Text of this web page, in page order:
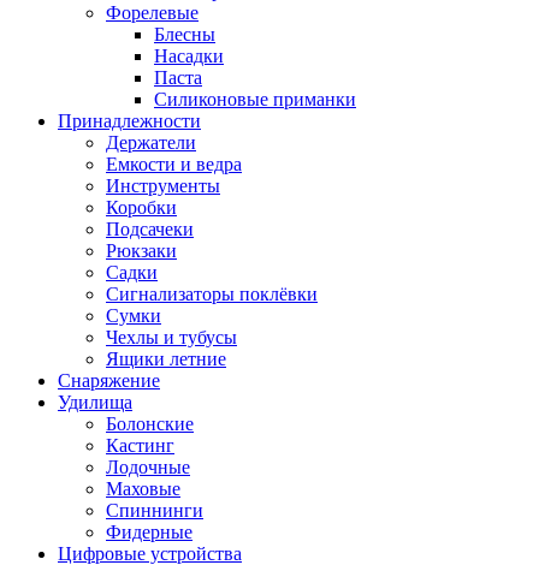
Форелевые
Блесны
Насадки
Паста
Силиконовые приманки
Принадлежности
Держатели
Емкости и ведра
Инструменты
Коробки
Подсачеки
Рюкзаки
Садки
Сигнализаторы поклёвки
Сумки
Чехлы и тубусы
Ящики летние
Снаряжение
Удилища
Болонские
Кастинг
Лодочные
Маховые
Спиннинги
Фидерные
Цифровые устройства